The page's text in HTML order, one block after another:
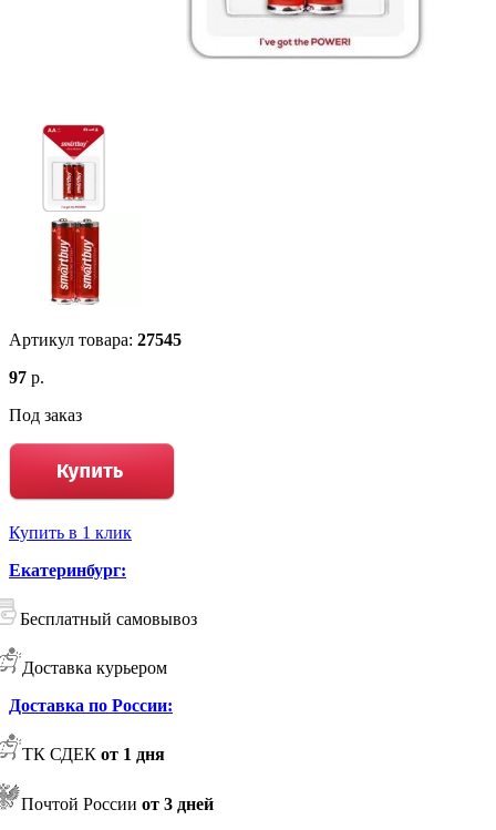
Артикул товара: 27545
97 р.
Под заказ
Купить в 1 клик
Екатеринбург:
Бесплатный самовывоз
Доставка курьером
Доставка по России:
ТК СДЕК от 1 дня
Почтой России от 3 дней